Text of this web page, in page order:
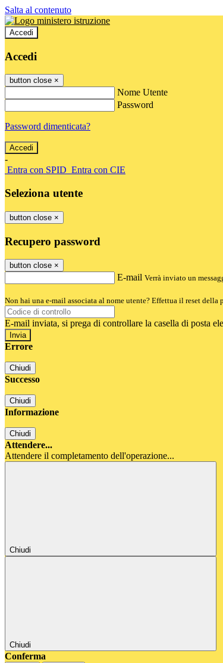
Salta al contenuto
Accedi
Accedi
button close ×
Nome Utente
Password
Password dimenticata?
-
Entra con SPID Entra con CIE
Seleziona utente
button close ×
Recupero password
button close ×
E-mail Verrà inviato un
Non hai una e-mail associata al nome utente? Effettua il reset della
E-mail inviata, si prega di controllare la casella di posta
Errore
Chiudi
Successo
Chiudi
Informazione
Chiudi
Attendere...
Attendere il completamento dell'operazione...
Chiudi
Chiudi
Conferma